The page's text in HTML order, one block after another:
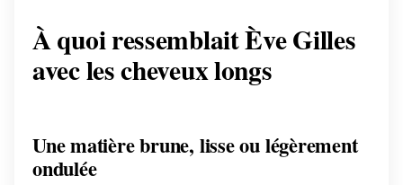
À quoi ressemblait Ève Gilles
avec les cheveux longs
Une matière brune, lisse ou légèrement
ondulée